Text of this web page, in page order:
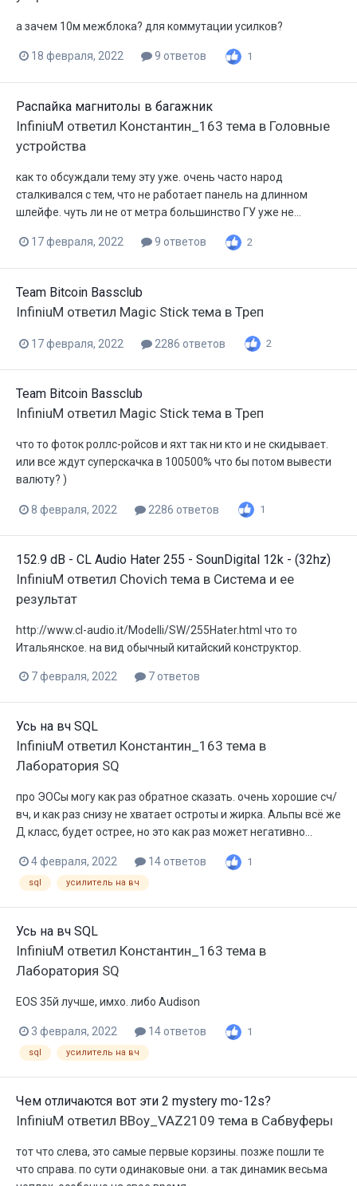
а зачем 10м межблока? для коммутации усилков?
18 февраля, 2022 9 ответов 1
Распайка магнитолы в багажник
InfiniuM ответил Константин_163 тема в Головные
устройства
как то обсуждали тему эту уже. очень часто народ
сталкивался с тем, что не работает панель на длинном
шлейфе. чуть ли не от метра большинство ГУ уже не...
17 февраля, 2022 9 ответов 2
Team Bitcoin Bassclub
InfiniuM ответил Magic Stick тема в Треп
17 февраля, 2022 2286 ответов 2
Team Bitcoin Bassclub
InfiniuM ответил Magic Stickтема в Треп
что то фоток роллс-ройсов и яхт так ни кто и не скидывает.
или все ждут суперскачка в 100500% что бы потом вывести
валюту? )
8 февраля, 2022 2286 ответов 1
152.9 dB - CL Audio Hater 255 - SounDigital 12k - (32hz)
InfiniuM ответил Chovich тема в Система и ее
результат
http://www.cl-audio.it/Modelli/SW/255Hater.html что то
Итальянское. на вид обычный китайский конструктор.
7 февраля, 2022 7 ответов
Усь на вч SQL
InfiniuM ответил Константин_163 тема в
Лаборатория SQ
про ЭОСы могу как раз обратное сказать. очень хорошие сч/
вч, и как раз снизу не хватает остроты и жирка. Альпы всё же
Д класс, будет острее, но это как раз может негативно...
4 февраля, 2022 14 ответов 1
sql усилитель на вч
Усь на вч SQL
InfiniuM ответил Константин_163 тема в
Лаборатория SQ
EOS 35й лучше, имхо. либо Audison
3 февраля, 2022 14 ответов 1
sql усилитель на вч
Чем отличаются вот эти 2 mystery mo-12s?
InfiniuM ответил BBoy_VAZ2109 тема в Сабвуферы
тот что слева, это самые первые корзины. позже пошли те
что справа. по сути одинаковые они. а так динамик весьма